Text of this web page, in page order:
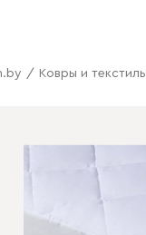
/ Ковры и текстиль